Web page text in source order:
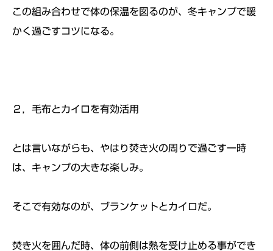
この組み合わせで体の保温を図るのが、冬キャンプで暖
かく過ごすコツになる。
２，毛布とカイロを有効活用
とは言いながらも、やはり焚き火の周りで過ごす一時
は、キャンプの大きな楽しみ。
そこで有効なのが、ブランケットとカイロだ。
焚き火を囲んだ時、体の前側は熱を受け止める事ができ